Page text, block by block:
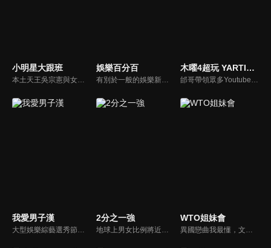
小明星大跟班
本土天王吳宗憲與女兒吳姍儒（Sandy）搭檔主持，每集邀請來賓暢談演藝圈大小事，父女檔聯手笑果十足，老梗搭上新世代，最新組合強勢登場！
娛樂百分百
有別於一般的娛樂新聞播報，透過遊戲、粉絲互動認識大明星們的真性情，歌唱單元讓你享受歌手們天籟般的歌聲，各式專題報導是為最佳懶人包，掌握最新娛樂動態，求新求變的節目單元刺激你的感官、滿足你的視覺，帶給你滿滿的歡笑，洗去整日的疲憊！
木曜4超玩 YARTIST全明星運動大會
邰哥帶領眾多Youtuber舉辦運動會，全部人都動起來！木曜4超玩傾盡全力全新大型力作，集結YARTIST一同揮灑汗水爭取榮譽！
我愛男子漢
大型娛樂綜藝選秀節目《我愛男子漢》強勢登場！打造全新華語男子團體！各個參賽者無不卯足全力，使出看家本領只為登上夢想殿堂！為了擄獲評審芳心，哪些參賽者會使出意想不到的絕招呢？獨家精彩內容搶先看，想知道有什麼大來賓大駕光臨？想知道有那些爆笑互動內容？
2分之一強
地球上男女比例將近一比一，也就是有二分之一的女人。我們認為新世代的女人不論在能力、經濟、教育、工作上都不輸男人，這些獨立自主的女人早已撐起半邊天，她們有自己的價值觀和感情觀，我們稱她們是『二分之一強』。
WTO姐妹會
異國戀曲我最懂，文化衝擊大不同！到底新住民怎麼看台灣？讓我們與主持人和來自世界各地的外國朋友，一起聊聊不同國家文化差異、衝擊、風俗、語言學習經驗、婚姻生活等。